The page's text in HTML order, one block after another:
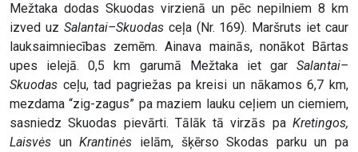
Mežtaka dodas Skuodas virzienā un pēc nepilniem 8 km
izved uz Salantai–Skuodasceļa (Nr. 169). Maršruts iet caur
lauksaimniecības zemēm. Ainava mainās, nonākot Bārtas
upes ielejā. 0,5 km garumā Mežtaka iet gar Salantai–
Skuodas ceļu, tad pagriežas pa kreisi un nākamos 6,7 km,
mezdama “zig-zagus” pa maziem lauku ceļiem un ciemiem,
sasniedz Skuodas pievārti. Tālāk tā virzās pa Kretingos,
Laisvės unKrantinės ielām, šķērso Skodas parku un pa